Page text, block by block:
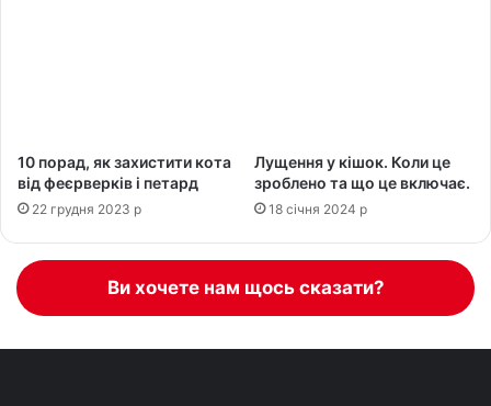
10 порад, як захистити кота
від феєрверків і петард
22 грудня 2023 р
Лущення у кішок. Коли це
зроблено та що це включає.
18 січня 2024 р
Ви хочете нам щось сказати?